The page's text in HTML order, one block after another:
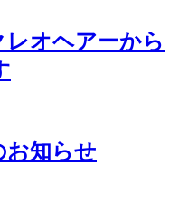
オヘアーから
お知らせ